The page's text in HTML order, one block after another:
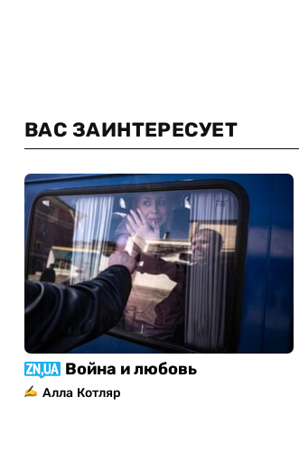
ВАС ЗАИНТЕРЕСУЕТ
Война и любовь
Алла Котляр